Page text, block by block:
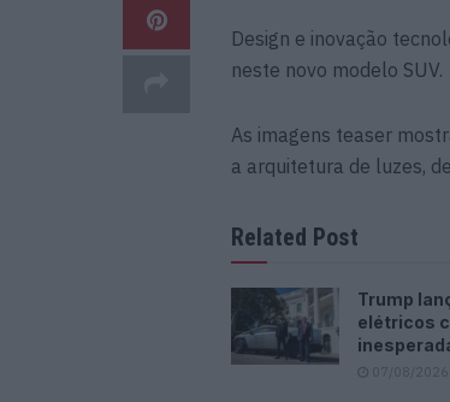
Design e inovação
neste novo modelo SUV.
As imagens teaser
a arquitetura de luzes,
Related Post
Trump
elétricos
07/08/2026